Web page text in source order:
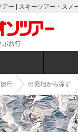
ー | スキーツアー・ス
ボ旅行
行 出発地から探す